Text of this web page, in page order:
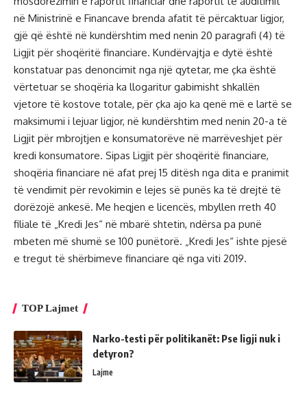
në Ministrinë e Financave brenda afatit të përcaktuar ligjor,
gjë që është në kundërshtim med nenin 20 paragrafi (4) të
Ligjit për shoqëritë financiare. Kundërvajtja e dytë është
konstatuar pas denoncimit nga një qytetar, me çka është
vërtetuar se shoqëria ka llogaritur gabimisht shkallën
vjetore të kostove totale, për çka ajo ka qenë më e lartë se
maksimumi i lejuar ligjor, në kundërshtim med nenin 20-a të
Ligjit për mbrojtjen e konsumatorëve në marrëveshjet për
kredi konsumatore. Sipas Ligjit për shoqëritë financiare,
shoqëria financiare në afat prej 15 ditësh nga dita e pranimit
të vendimit për revokimin e lejes së punës ka të drejtë të
dorëzojë ankesë. Me heqjen e licencës, mbyllen rreth 40
filiale të „Kredi Jes“ në mbarë shtetin, ndërsa pa punë
mbeten më shumë se 100 punëtorë. „Kredi Jes“ ishte pjesë
e tregut të shërbimeve financiare që nga viti 2019.
TOP Lajmet
Narko-testi për politikanët: Pse ligji nuk i
detyron?
Lajme